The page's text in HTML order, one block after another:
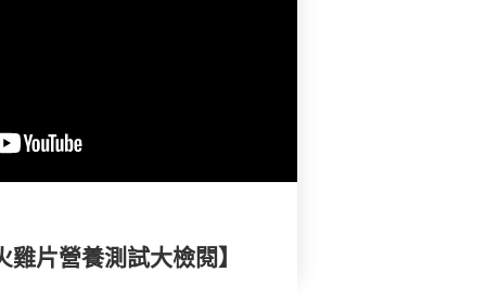
片營養測試大檢閱】